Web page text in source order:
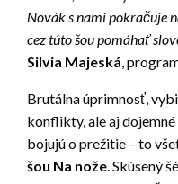
Novák s nami pokračuje
cez túto šou pomáhať
Silvia Majeská,
Brutálna úprimnosť,
konflikty, ale aj
bojujú o prežitie – to
šou Na nože. Skúsený